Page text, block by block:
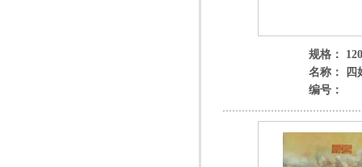
规格：
名称： 四
编号：